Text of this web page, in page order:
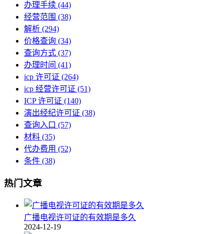
办理手续 (44)
经营范围 (38)
解析 (294)
价格查询 (34)
查询方式 (37)
办理时间 (41)
icp 许可证 (264)
icp 经营许可证 (51)
ICP 许可证 (140)
演出经纪许可证 (38)
查询入口 (57)
材料 (35)
代办费用 (52)
条件 (38)
热门文章
广播电视许可证的有效期是多久
2024-12-19